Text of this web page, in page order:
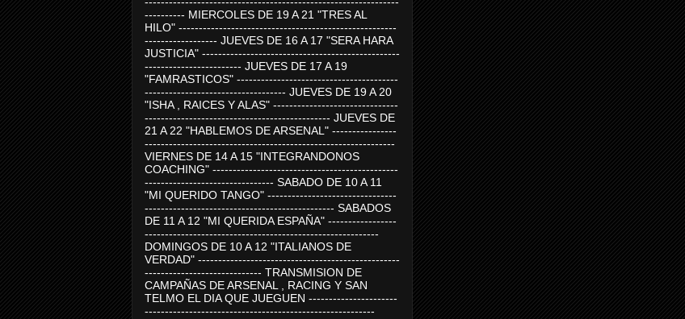
---------- MIERCOLES DE 19 A 21 "TRES AL
HILO" ------------------------------------------------------
------------------ JUEVES DE 16 A 17 "SERA HARA
JUSTICIA" -------------------------------------------------
------------------------ JUEVES DE 17 A 19
"FAMRASTICOS" ----------------------------------------
----------------------------------- JUEVES DE 19 A 20
"ISHA , RAICES Y ALAS" -------------------------------
---------------------------------------------- JUEVES DE
21 A 22 "HABLEMOS DE ARSENAL" ----------------
--------------------------------------------------------------
VIERNES DE 14 A 15 "INTEGRANDONOS
COACHING" ----------------------------------------------
-------------------------------- SABADO DE 10 A 11
"MI QUERIDO TANGO" --------------------------------
----------------------------------------------- SABADOS
DE 11 A 12 "MI QUERIDA ESPAÑA" -----------------
----------------------------------------------------------
DOMINGOS DE 10 A 12 "ITALIANOS DE
VERDAD" --------------------------------------------------
----------------------------- TRANSMISION DE
CAMPAÑAS DE ARSENAL , RACING Y SAN
TELMO EL DIA QUE JUEGUEN ----------------------
---------------------------------------------------------